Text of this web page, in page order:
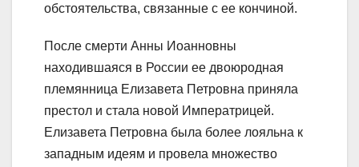
обстоятельства, связанные с ее кончиной.
После смерти Анны Иоанновны
находившаяся в России ее двоюродная
племянница Елизавета Петровна приняла
престол и стала новой Императрицей.
Елизавета Петровна была более лояльна к
западным идеям и провела множество